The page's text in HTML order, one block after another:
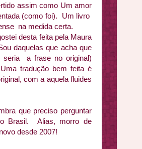
assim como Um amor
(como foi). Um livro
na medida certa.
desta feita pela Maura
daquelas que acha que
seria a frase no original)
tradução bem feita é
com a aquela fluides
que preciso perguntar
Brasil. Alias, morro de
desde 2007!